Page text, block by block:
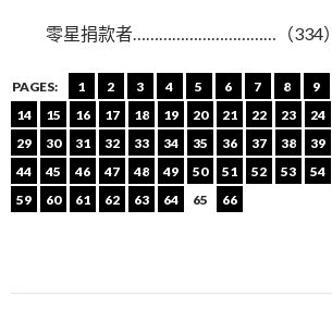
零星捐款者……………………………（334）
PAGES: 1 2 3 4 5 6 7 8 9
14
15 16 17 18 19 20 21 22 23 24
29
30 31 32 33 34 35 36 37 38 39
44
45 46 47 48 49 50 51 52 53 54
59
60 61 62 63 64 65 66